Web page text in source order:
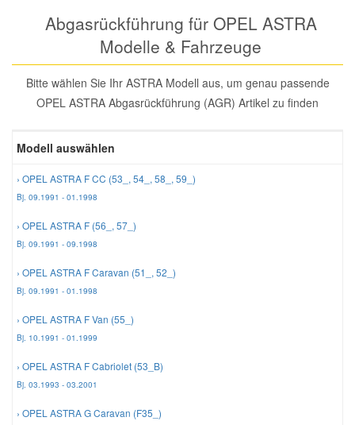
Abgasrückführung für OPEL ASTRA
Modelle & Fahrzeuge
Bitte wählen Sie Ihr ASTRA Modell aus, um genau passende
OPEL ASTRA Abgasrückführung (AGR) Artikel zu finden
Modell auswählen
› OPEL ASTRA F CC (53_, 54_, 58_, 59_)
Bj. 09.1991 - 01.1998
› OPEL ASTRA F (56_, 57_)
Bj. 09.1991 - 09.1998
› OPEL ASTRA F Caravan (51_, 52_)
Bj. 09.1991 - 01.1998
› OPEL ASTRA F Van (55_)
Bj. 10.1991 - 01.1999
› OPEL ASTRA F Cabriolet (53_B)
Bj. 03.1993 - 03.2001
› OPEL ASTRA G Caravan (F35_)
Zündanlage und Glühanlage
Winter-Autozubehör
Daihatsu Ersatzteile
Dodge Ersatzteile
Honda Ersatzteile
Hyundai Ersatzteile
Jeep Ersatzteile
Kia Ersatzteile
Lancia Ersatzteile
Mazda Ersatzteile
Mercedes Ersatzteile